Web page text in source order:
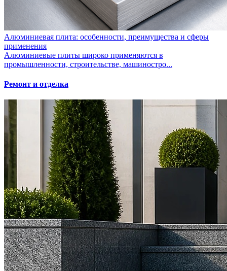
Алюминиевая плита: особенности, преимущества и сферы
применения
Алюминиевые плиты широко применяются в
промышленности, строительстве, машиностро...
Ремонт и отделка